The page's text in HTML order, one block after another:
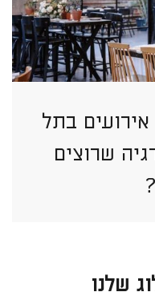
בתל
שרוצים
שלנו